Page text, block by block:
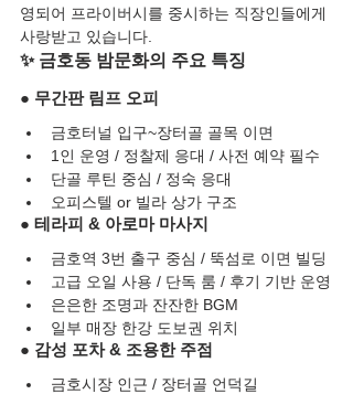
영되어 프라이버시를 중시하는 직장인들에게
사랑받고 있습니다.
✨ 금호동 밤문화의 주요 특징
● 무간판 림프 오피
금호터널 입구~장터골 골목 이면
1인 운영 / 정찰제 응대 / 사전 예약 필수
단골 루틴 중심 / 정숙 응대
오피스텔 or 빌라 상가 구조
● 테라피 & 아로마 마사지
금호역 3번 출구 중심 / 뚝섬로 이면 빌딩
고급 오일 사용 / 단독 룸 / 후기 기반 운영
은은한 조명과 잔잔한 BGM
일부 매장 한강 도보권 위치
● 감성 포차 & 조용한 주점
금호시장 인근 / 장터골 언덕길